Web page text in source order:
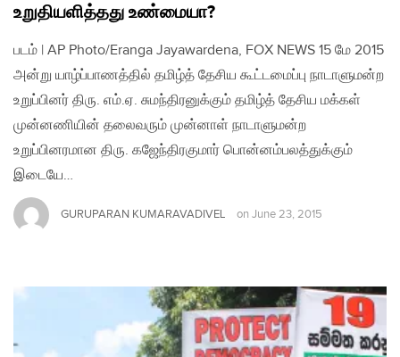
உறுதியளித்தது உண்மையா?
படம் | AP Photo/Eranga Jayawardena, FOX NEWS 15 மே 2015
அன்று யாழ்ப்பாணத்தில் தமிழ்த் தேசிய கூட்டமைப்பு நாடாளுமன்ற
உறுப்பினர் திரு. எம்.ஏ. சுமந்திரனுக்கும் தமிழ்த் தேசிய மக்கள்
முன்னணியின் தலைவரும் முன்னாள் நாடாளுமன்ற
உறுப்பினரமான திரு. கஜேந்திரகுமார் பொன்னம்பலத்துக்கும்
இடையே…
GURUPARAN KUMARAVADIVEL on June 23, 2015